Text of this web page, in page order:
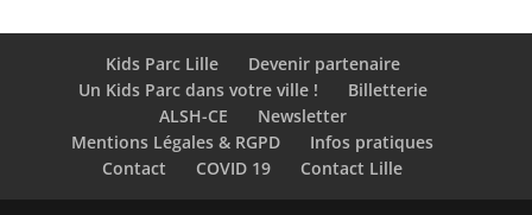
Kids Parc Lille
Devenir partenaire
Un Kids Parc dans votre ville !
Billetterie
ALSH-CE
Newsletter
Mentions Légales & RGPD
Infos pratiques
Contact
COVID 19 Contact Lille